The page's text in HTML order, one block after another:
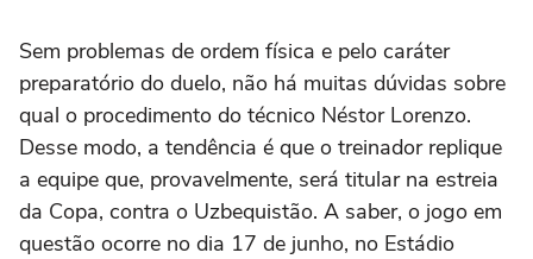
Sem problemas de ordem física e pelo caráter
preparatório do duelo, não há muitas dúvidas sobre
qual o procedimento do técnico Néstor Lorenzo.
Desse modo, a tendência é que o treinador replique
a equipe que, provavelmente, será titular na estreia
da Copa, contra o Uzbequistão. A saber, o jogo em
questão ocorre no dia 17 de junho, no Estádio